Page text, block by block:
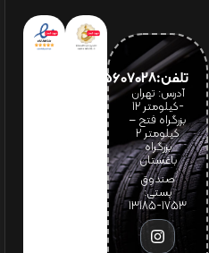
تلفن:65607028(021)
آدرس: تهران
-کیلومتر 12
بزرگراه فتح –
کیلومتر ۲
بزرگراه
باغستان
صندوق
پستی:
1753-13185